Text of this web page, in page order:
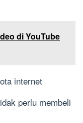
di YouTube
internet
perlu membeli